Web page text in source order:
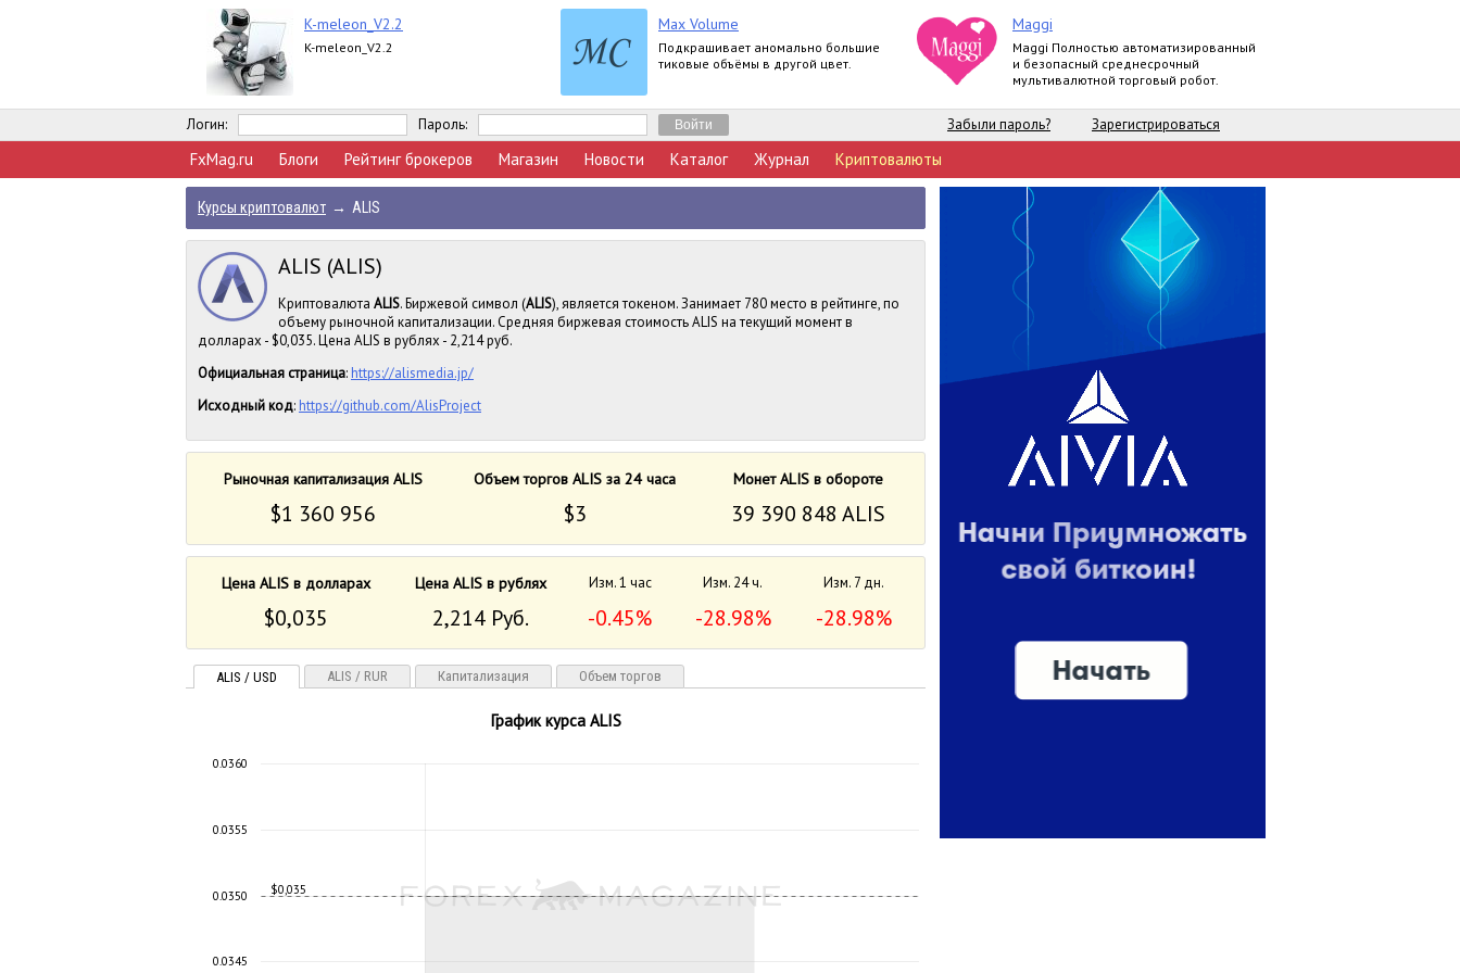
K-meleon_V2.2
K-meleon_V2.2
Max Volume
Подкрашивает аномально большие
тиковые объёмы в другой цвет.
Maggi
Maggi Полностью автоматизированный
и безопасный среднесрочный
мультивалютной торговый робот.
Логин: Пароль: Забыли пароль? Зарегистрироваться
FxMag.ru Блоги Рейтинг брокеров Магазин Новости Каталог Журнал Криптовалюты
Курсы криптовалют → ALIS
ALIS (ALIS)
Криптовалюта ALIS. Биржевой символ (ALIS), является токеном. Занимает 780 место в рейтинге, по
объему рыночной капитализации. Средняя биржевая стоимость ALIS на текущий момент в
долларах - $0,035. Цена ALIS в рублях - 2,214 руб.
Официальная страница: https://alismedia.jp/
Исходный код: https://github.com/AlisProject
Рыночная капитализация ALIS Объем торгов ALIS за 24 часа Монет ALIS в обороте
$1 360 956 $3 39 390 848 ALIS
Цена ALIS в долларах Цена ALIS в рублях Изм. 1 час Изм. 24 ч. Изм. 7 дн.
$0,035 2,214 Руб. -0.45% -28.98% -28.98%
ALIS / USD ALIS / RUR Капитализация Объем торгов
График курса ALIS
$0,035
0.0345
0.0350
0.0355
0.0360